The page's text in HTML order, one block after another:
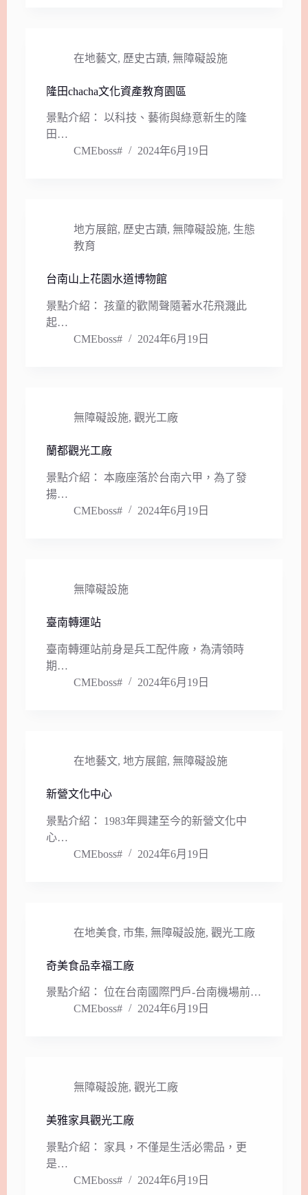
在地藝文, 歷史古蹟, 無障礙設施
隆田chacha文化資產教育園區
景點介紹： 以科技、藝術與綠意新生的隆
田…
CMEboss#
2024年6月19日
地方展館, 歷史古蹟, 無障礙設施, 生態
教育
台南山上花園水道博物館
景點介紹： 孩童的歡鬧聲隨著水花飛濺此
起…
CMEboss#
2024年6月19日
無障礙設施, 觀光工廠
蘭都觀光工廠
景點介紹： 本廠座落於台南六甲，為了發
揚…
CMEboss#
2024年6月19日
無障礙設施
臺南轉運站
臺南轉運站前身是兵工配件廠，為清領時
期…
CMEboss#
2024年6月19日
在地藝文, 地方展館, 無障礙設施
新營文化中心
景點介紹： 1983年興建至今的新營文化中
心…
CMEboss#
2024年6月19日
在地美食, 市集, 無障礙設施, 觀光工廠
奇美食品幸福工廠
景點介紹： 位在台南國際門戶-台南機場前…
CMEboss#
2024年6月19日
無障礙設施, 觀光工廠
美雅家具觀光工廠
景點介紹： 家具，不僅是生活必需品，更
是…
CMEboss#
2024年6月19日